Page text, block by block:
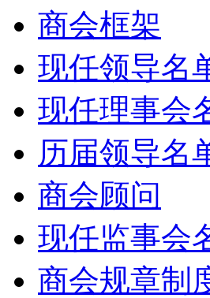
商会框架
现任领导名
现任理事会
历届领导名
商会顾问
现任监事会
商会规章制